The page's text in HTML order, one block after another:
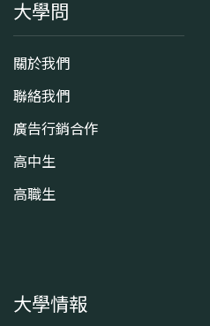
大學問
關於我們
聯絡我們
廣告行銷合作
高中生
高職生
大學情報